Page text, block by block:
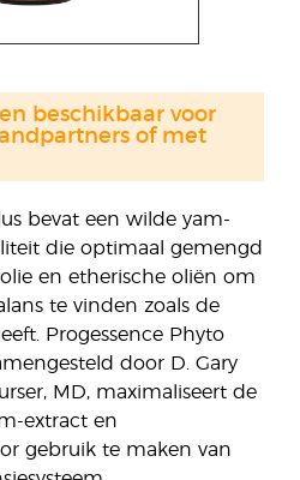
bevat een wilde yam-
die optimaal gemengd
en etherische oliën om
te vinden zoals de
Progessence Phyto
door D. Gary
MD, maximaliseert de
extract en
gebruik te maken van
beschikbaar voor
of met